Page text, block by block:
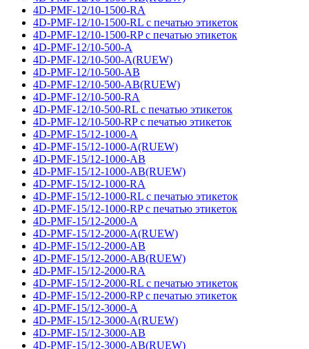
4D-PMF-12/10-1500-RA
4D-PMF-12/10-1500-RL с печатью этикеток
4D-PMF-12/10-1500-RP с печатью этикеток
4D-PMF-12/10-500-A
4D-PMF-12/10-500-A(RUEW)
4D-PMF-12/10-500-AB
4D-PMF-12/10-500-AB(RUEW)
4D-PMF-12/10-500-RA
4D-PMF-12/10-500-RL с печатью этикеток
4D-PMF-12/10-500-RP с печатью этикеток
4D-PMF-15/12-1000-A
4D-PMF-15/12-1000-A(RUEW)
4D-PMF-15/12-1000-AB
4D-PMF-15/12-1000-AB(RUEW)
4D-PMF-15/12-1000-RA
4D-PMF-15/12-1000-RL с печатью этикеток
4D-PMF-15/12-1000-RP с печатью этикеток
4D-PMF-15/12-2000-A
4D-PMF-15/12-2000-A(RUEW)
4D-PMF-15/12-2000-AB
4D-PMF-15/12-2000-AB(RUEW)
4D-PMF-15/12-2000-RA
4D-PMF-15/12-2000-RL с печатью этикеток
4D-PMF-15/12-2000-RP с печатью этикеток
4D-PMF-15/12-3000-A
4D-PMF-15/12-3000-A(RUEW)
4D-PMF-15/12-3000-AB
4D-PMF-15/12-3000-AB(RUEW)